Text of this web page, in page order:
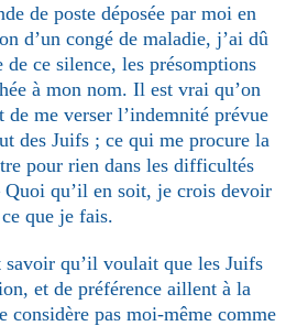
de poste déposée par moi en
d’un congé de maladie, j’ai dû
de ce silence, les présomptions
à mon nom. Il est vrai qu’on
de me verser l’indemnité prévue
des Juifs ; ce qui me procure la
pour rien dans les difficultés
qu’il en soit, je crois devoir
que je fais.
qu’il voulait que les Juifs
et de préférence aillent à la
considère pas moi-même comme